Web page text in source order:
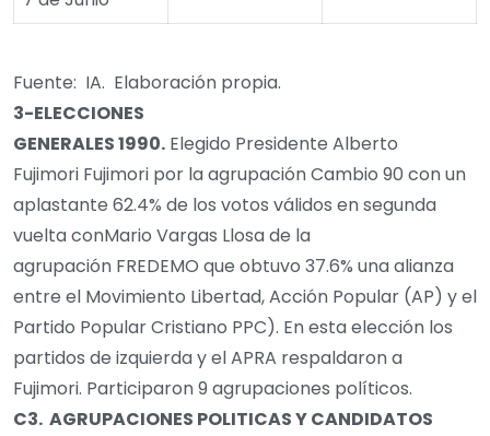
Fuente: IA. Elaboración propia.
3-ELECCIONES
GENERALES1990. Elegido Presidente Alberto
Fujimori Fujimori por la agrupación Cambio 90 con un
aplastante 62.4% de los votos válidos en segunda
vuelta conMario Vargas Llosa de la
agrupación FREDEMO que obtuvo 37.6% una alianza
entre el Movimiento Libertad, Acción Popular (AP) y el
Partido Popular Cristiano PPC). En esta elección los
partidos de izquierda y el APRA respaldaron a
Fujimori. Participaron 9 agrupaciones políticos.
C3. AGRUPACIONES POLITICAS Y CANDIDATOS